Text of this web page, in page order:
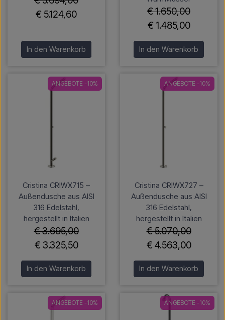
€ 5.124,60
In den Warenkorb
€ 1.650,00
€ 1.485,00
In den Warenkorb
ANGEBOTE -10%
Cristina CRIWX715 –
Außendusche aus AISI
316 Edelstahl,
hergestellt in Italien
€ 3.695,00
€ 3.325,50
In den Warenkorb
ANGEBOTE -10%
Cristina CRIWX727 –
Außendusche aus AISI
316 Edelstahl,
hergestellt in Italien
€ 5.070,00
€ 4.563,00
In den Warenkorb
ANGEBOTE -10% ANGEBOTE -10%